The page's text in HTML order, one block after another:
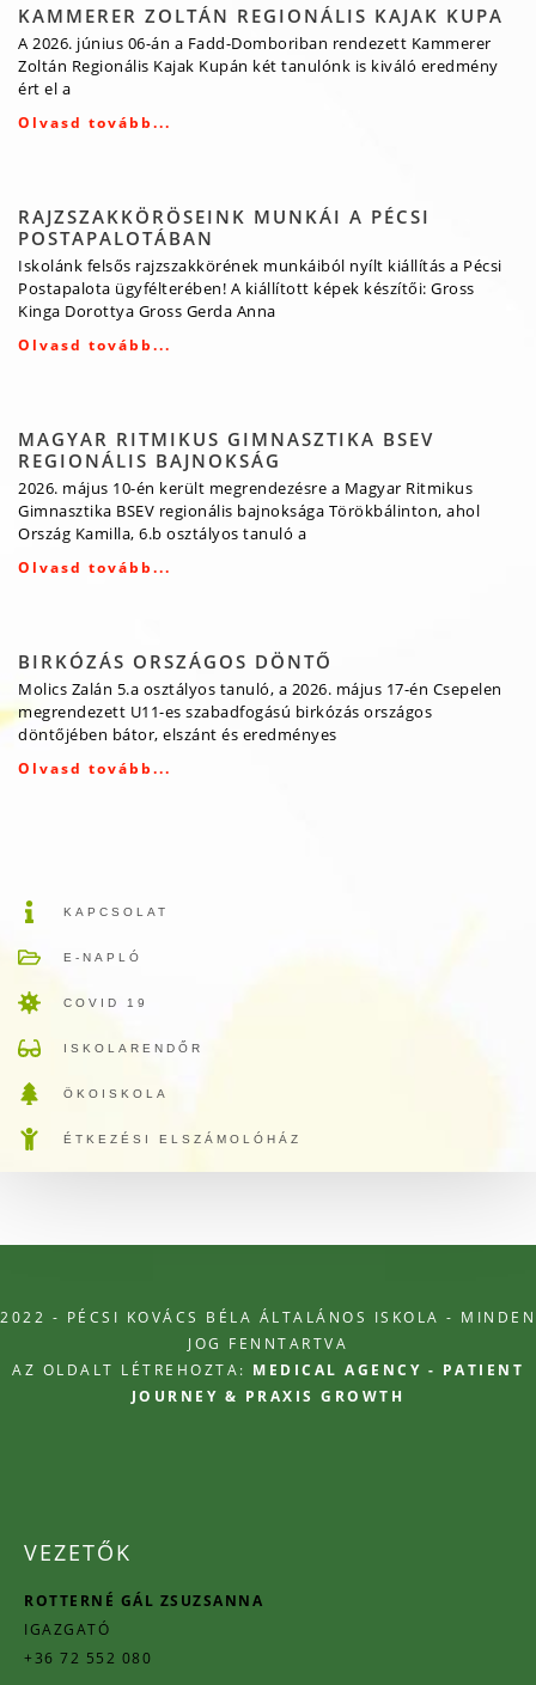
KAMMERER ZOLTÁN REGIONÁLIS KAJAK KUPA
A 2026. június 06-án a Fadd-Domboriban rendezett Kammerer
Zoltán Regionális Kajak Kupán két tanulónk is kiváló eredmény
ért el a
Olvasd tovább...
RAJZSZAKKÖRÖSEINK MUNKÁI A PÉCSI
POSTAPALOTÁBAN
Iskolánk felsős rajzszakkörének munkáiból nyílt kiállítás a Pécsi
Postapalota ügyfélterében! A kiállított képek készítői: Gross
Kinga Dorottya Gross Gerda Anna
Olvasd tovább...
MAGYAR RITMIKUS GIMNASZTIKA BSEV
REGIONÁLIS BAJNOKSÁG
2026. május 10-én került megrendezésre a Magyar Ritmikus
Gimnasztika BSEV regionális bajnoksága Törökbálinton, ahol
Ország Kamilla, 6.b osztályos tanuló a
Olvasd tovább...
BIRKÓZÁS ORSZÁGOS DÖNTŐ
Molics Zalán 5.a osztályos tanuló, a 2026. május 17-én Csepelen
megrendezett U11-es szabadfogású birkózás országos
döntőjében bátor, elszánt és eredményes
Olvasd tovább...
KAPCSOLAT
E-NAPLÓ
COVID 19
ISKOLARENDŐR
ÖKOISKOLA
ÉTKEZÉSI ELSZÁMOLÓHÁZ
2022 - PÉCSI KOVÁCS BÉLA ÁLTALÁNOS ISKOLA - MINDEN
JOG FENNTARTVA
AZ OLDALT LÉTREHOZTA: MEDICAL AGENCY - PATIENT
JOURNEY & PRAXIS GROWTH
VEZETŐK
ROTTERNÉ GÁL ZSUZSANNA
IGAZGATÓ
+36 72 552 080